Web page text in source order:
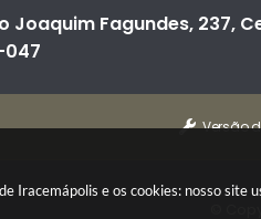
Iracemápolis e os cookies: nosso site
Joaquim Fagundes, 237,
047
Versão